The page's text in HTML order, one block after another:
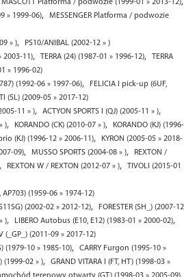
MASCOTT Platforma / podwozie (1999-01 » 2013-12)
» 1999-06),
MESSENGER Platforma / podwozie
» ), PS10/ANIBAL (2002-12 » )
2003-11), TERRA (24) (1987-01 » 1996-12),
TERRA
» 1996-02)
(1992-06 » 1997-06),
FELICIA I pick-up (6UF,
(5L) (2009-05 » 2017-12)
11 » ), ACTYON SPORTS I (QJ) (2005-11 » ),
), KORANDO (CK) (2010-07 » ),
KORANDO (KJ) (1996-
(KJ) (1996-12 » 2006-11),
KYRON (2005-05 » 2018-
09), MUSSO SPORTS (2004-08 » ),
REXTON /
, REXTON W / REXTON (2012-07 » ),
TIVOLI (2015-01
AP703) (1959-06 » 1974-12)
S11SG) (2002-02 » 2012-12),
FORESTER (SH_) (2007-12
), LIBERO Autobus (E10, E12) (1983-01 » 2000-02),
(_GP_) (2011-09 » 2017-12)
(1979-10 » 1985-10),
CARRY Furgon (1995-10 »
(1999-02 » ),
GRAND VITARA I (FT, HT) (1998-03 »